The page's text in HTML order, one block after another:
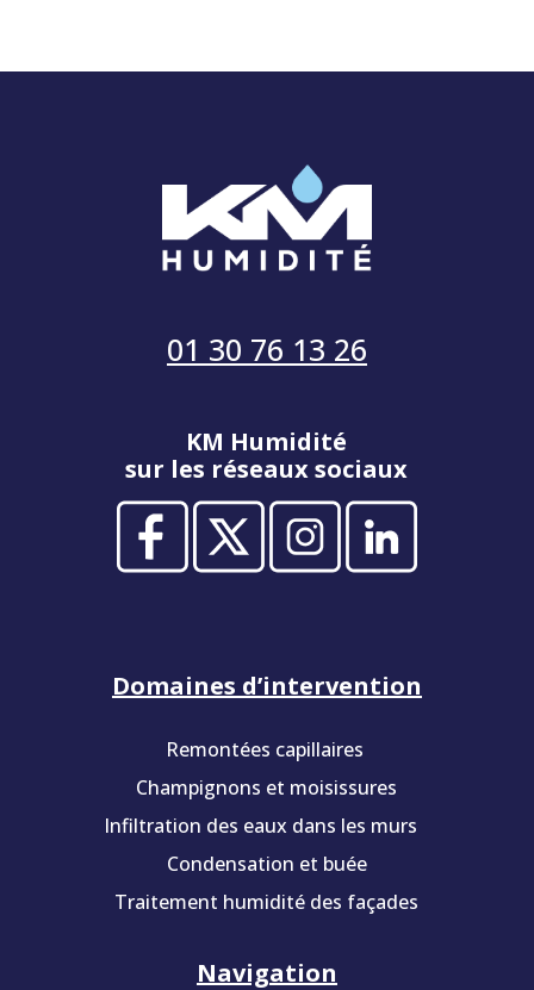
01 30 76 13 26
KM Humidité
sur les réseaux sociaux
Domaines d’intervention
Remontées capillaires
Champignons et moisissures
Infiltration des eaux dans les murs
Condensation et buée
Traitement humidité des façades
Navigation